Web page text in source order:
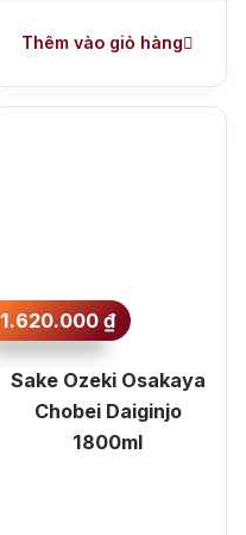
Thêm vào giỏ hàng
1.620.000₫
Sake Ozeki Osakaya
Chobei Daiginjo
1800ml